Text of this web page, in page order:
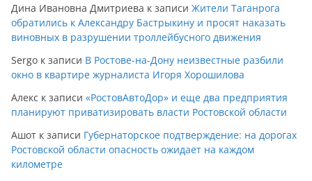
Дина Ивановна Дмитриева к записи Жители Таганрога
обратились к Александру Бастрыкину и просят наказать
виновных в разрушении троллейбусного движения
Sergo к записи В Ростове-на-Дону неизвестные разбили
окно в квартире журналиста Игоря Хорошилова
Алекс к записи «РостовАвтоДор» и еще два предприятия
планируют приватизировать власти Ростовской области
Ашот к записи Губернаторское подтверждение: на дорогах
Ростовской области опасность ожидает на каждом
километре